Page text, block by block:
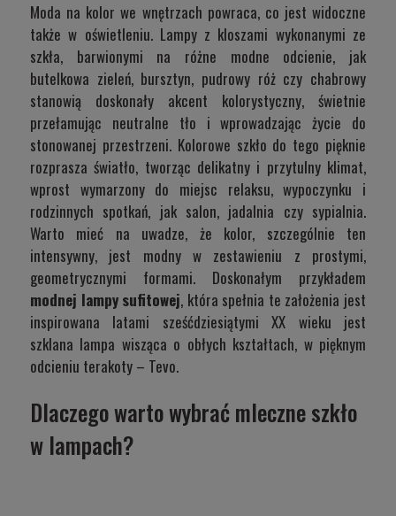
Moda na kolor we wnętrzach powraca, co jest widoczne
także w oświetleniu. Lampy z kloszami wykonanymi ze
szkła, barwionymi na różne modne odcienie, jak
butelkowa zieleń, bursztyn, pudrowy róż czy chabrowy
stanowią doskonały akcent kolorystyczny, świetnie
przełamując neutralne tło i wprowadzając życie do
stonowanej przestrzeni. Kolorowe szkło do tego pięknie
rozprasza światło, tworząc delikatny i przytulny klimat,
wprost wymarzony do miejsc relaksu, wypoczynku i
rodzinnych spotkań, jak salon, jadalnia czy sypialnia.
Warto mieć na uwadze, że kolor, szczególnie ten
intensywny, jest modny w zestawieniu z prostymi,
geometrycznymi formami. Doskonałym przykładem
modnej lampy sufitowej, która spełnia te założenia jest
inspirowana latami sześćdziesiątymi XX wieku jest
szklana lampa wisząca o obłych kształtach, w pięknym
odcieniu terakoty – Tevo.
Dlaczego warto wybrać mleczne szkło
w lampach?